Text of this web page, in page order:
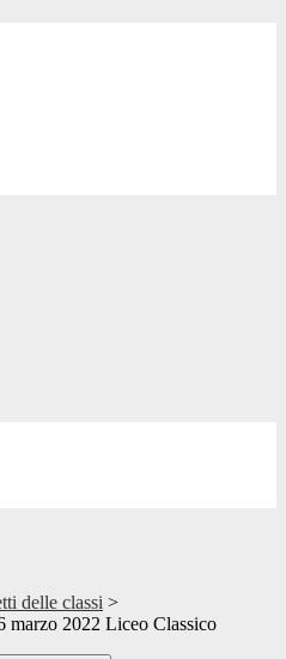
delle classi >
2022 Liceo Classico